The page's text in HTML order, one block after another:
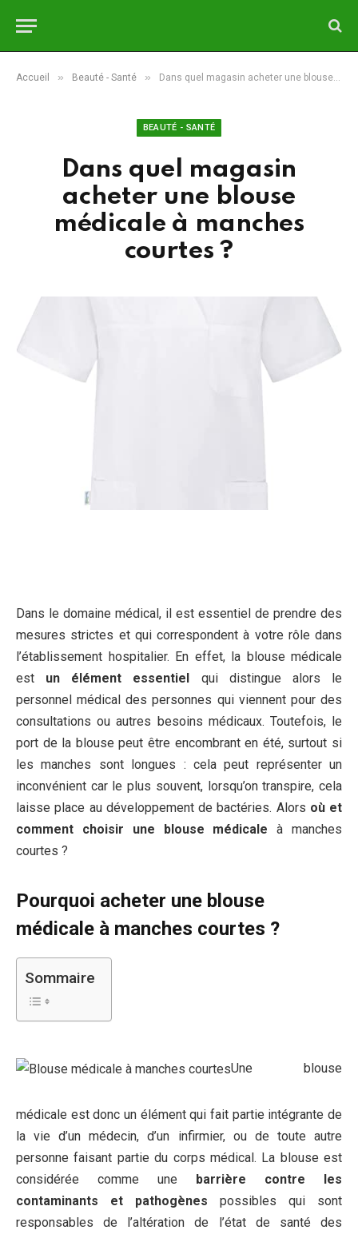
Accueil » Beauté - Santé » Dans quel magasin acheter une blouse médicale à manches courtes ?
BEAUTÉ - SANTÉ
Dans quel magasin
acheter une blouse
médicale à manches
courtes ?
Dans le domaine médical, il est essentiel de prendre des
mesures strictes et qui correspondent à votre rôle dans
l’établissement hospitalier. En effet, la blouse médicale
est un élément essentiel qui distingue alors le
personnel médical des personnes qui viennent pour des
consultations ou autres besoins médicaux. Toutefois, le
port de la blouse peut être encombrant en été, surtout si
les manches sont longues : cela peut représenter un
inconvénient car le plus souvent, lorsqu’on transpire, cela
laisse place au développement de bactéries. Alors où et
comment choisir une blouse médicale à manches
courtes ?
Pourquoi acheter une blouse
médicale à manches courtes ?
Sommaire
Une blouse
médicale est donc un élément qui fait partie intégrante de
la vie d’un médecin, d’un infirmier, ou de toute autre
personne faisant partie du corps médical. La blouse est
considérée comme une
barrière contre les
contaminants et pathogènes possibles qui sont
responsables de l’altération de l’état de santé des